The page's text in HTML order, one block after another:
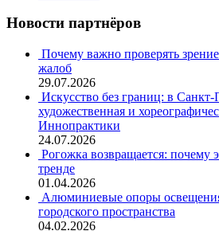
Новости партнёров
Почему важно проверять
жалоб
29.07.2026
Искусство без границ: в Санкт-
художественная и
Иннопрактики
24.07.2026
Рогожка возвращается: почему
тренде
01.04.2026
Алюминиевые опоры
городского пространства
04.02.2026